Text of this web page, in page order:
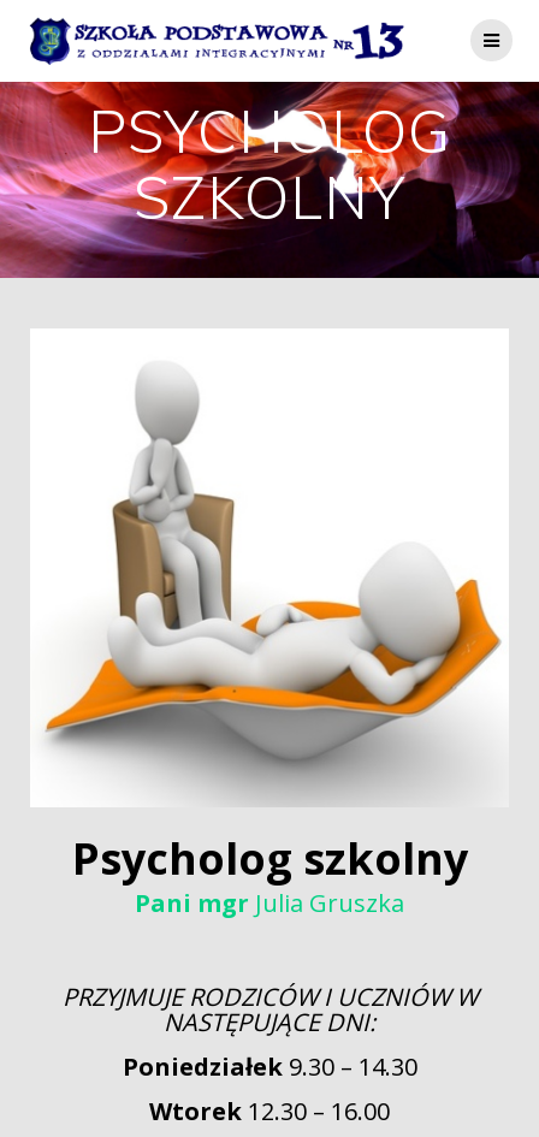
do
treści
PSYCHOLOG
SZKOLNY
Psycholog szkolny
Pani mgr Julia Gruszka
PRZYJMUJE RODZICÓW I UCZNIÓW W
NASTĘPUJĄCE DNI:
Poniedziałek9.30 – 14.30
Wtorek 12.30 – 16.00